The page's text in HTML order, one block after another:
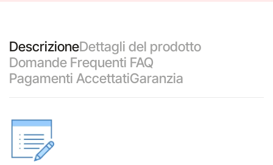
DescrizioneDettagli del prodotto
Domande Frequenti FAQ
Pagamenti AccettatiGaranzia